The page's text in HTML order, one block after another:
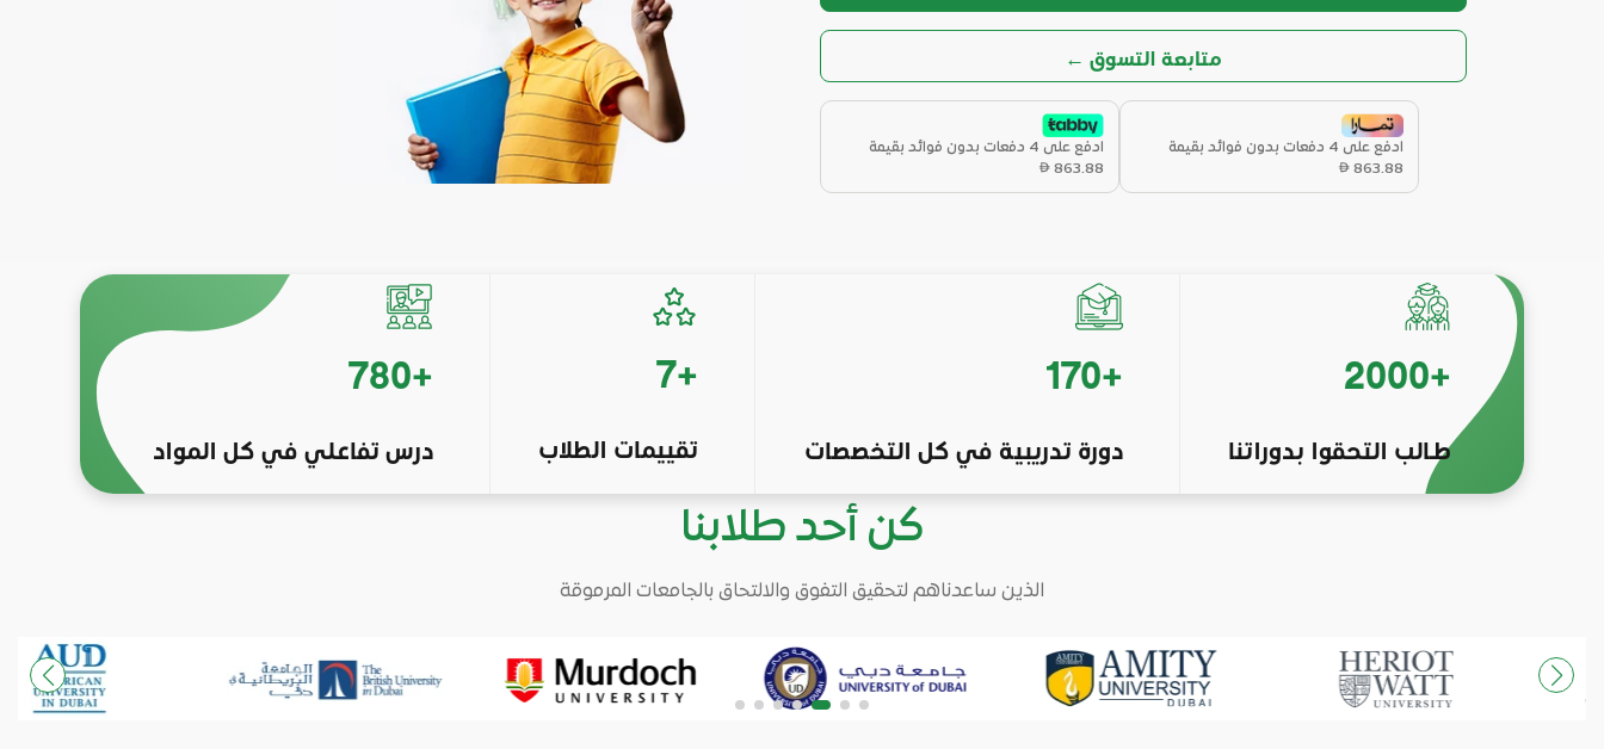
← متابعة التسوق
ادفع على 4 دفعات بدون فوائد بقيمة
863.88
ادفع على 4 دفعات بدون فوائد بقيمة
863.88
+
2000
طـالب التحقوا بدوراتنا
+
170
دورة تدريبية في كل التخصصات
+
7
تقييمات الطلاب
+
780
درس تفاعلي في كل المواد
كن أحد طلابنا
الذين ساعدناهم لتحقيق التفوق والالتحاق بالجامعات المرموقة